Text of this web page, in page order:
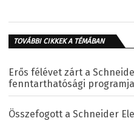
TOVÁBBI CIKKEK A TÉMÁBAN
Erős félévet zárt a
fenntarthatósági programja
Összefogott a Schneider